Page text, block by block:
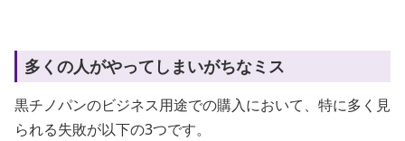
多くの人がやってしまいがちなミス
黒チノパンのビジネス用途での購入において、特に多く見
られる失敗が以下の3つです。